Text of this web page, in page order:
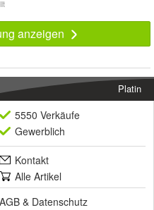
anzeigen
Platin
5550 Verkäufe
Gewerblich
Kontakt
Alle Artikel
AGB & Datenschutz